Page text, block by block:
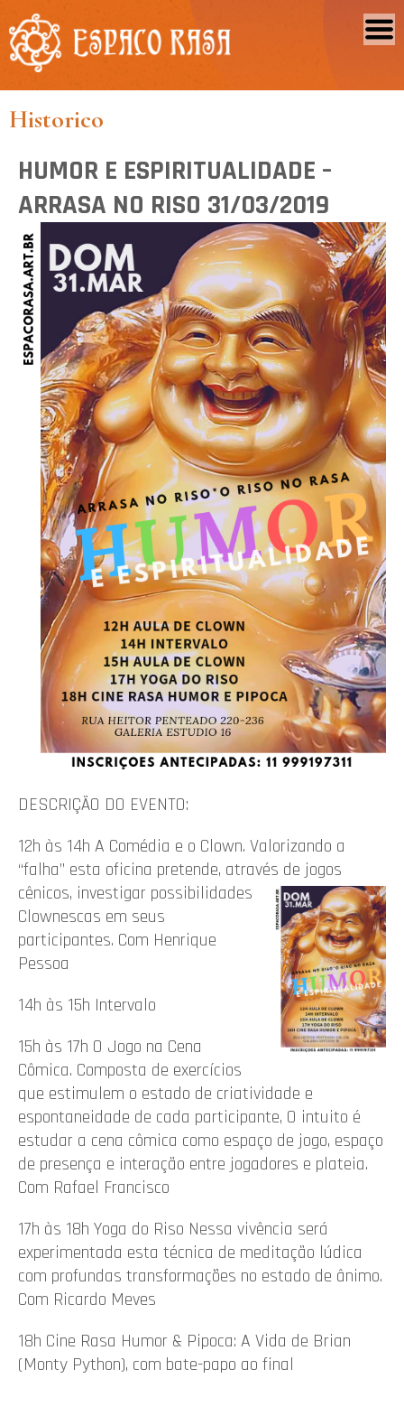
Historico
HUMOR E ESPIRITUALIDADE –
ARRASA NO RISO 31/03/2019
DESCRIÇÃO DO EVENTO:
12h às 14h A Comédia e o Clown. Valorizando a
“falha” esta oficina pretende, através de jogos
cênicos, investigar possibilidades
Clownescas em seus
participantes. Com Henrique
Pessoa
14h às 15h Intervalo
15h às 17h O Jogo na Cena
Cômica. Composta de exercícios
que estimulem o estado de criatividade e
espontaneidade de cada participante, O intuito é
estudar a cena cômica como espaço de jogo, espaço
de presença e interação entre jogadores e plateia.
Com Rafael Francisco
17h às 18h Yoga do Riso Nessa vivência será
experimentada esta técnica de meditação lúdica
com profundas transformações no estado de ânimo.
Com Ricardo Meves
18h Cine Rasa Humor & Pipoca: A Vida de Brian
(Monty Python), com bate-papo ao final